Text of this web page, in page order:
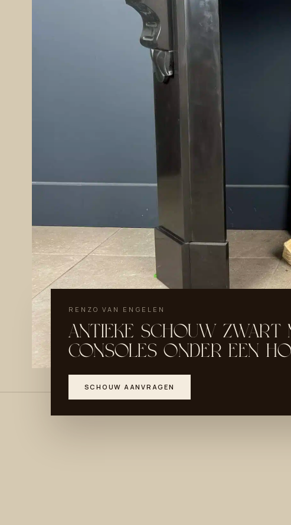
RENZO VAN ENGELEN
ANTIEKE SCHOUW ZWART
CONSOLES ONDER EEN
SCHOUW AANVRAGEN